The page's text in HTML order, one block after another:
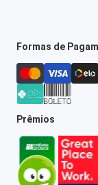
Formas de
Prêmios